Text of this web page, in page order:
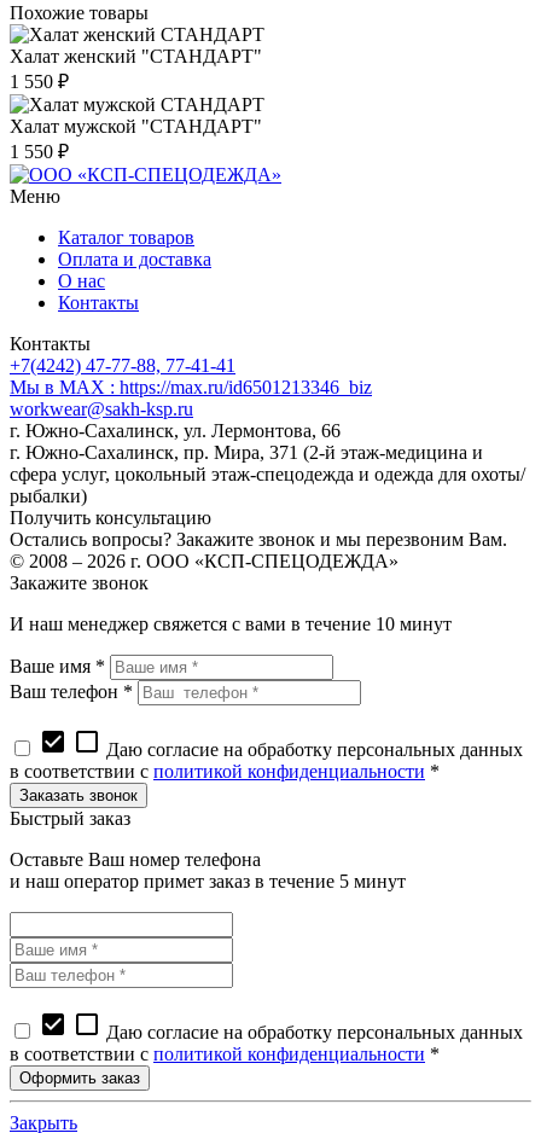
Похожие товары
Халат женский "СТАНДАРТ"
1 550 ₽
Халат мужской "СТАНДАРТ"
1 550 ₽
Меню
Каталог товаров
Оплата и доставка
О нас
Контакты
Контакты
+7(4242) 47-77-88, 77-41-41
Мы в MAX : https://max.ru/id6501213346_biz
workwear@sakh-ksp.ru
г. Южно-Сахалинск, ул. Лермонтова, 66
г. Южно-Сахалинск, пр. Мира, 371 (2-й этаж-медицина и
сфера услуг, цокольный этаж-спецодежда и одежда для охоты/
рыбалки)
Получить консультацию
Остались вопросы? Закажите звонок и мы перезвоним Вам.
© 2008 – 2026 г. ООО «КСП-СПЕЦОДЕЖДА»
Закажите звонок
И наш менеджер свяжется с вами в течение 10 минут
Ваше имя *
Ваш телефон *
check_box check_box_outline_blank Даю согласие на обработку персональных данных
в соответствии с политикой конфиденциальности *
Быстрый заказ
Оставьте Ваш номер телефона
и наш оператор примет заказ в течение 5 минут
check_box check_box_outline_blank Даю согласие на обработку персональных данных
в соответствии с политикой конфиденциальности *
Закрыть